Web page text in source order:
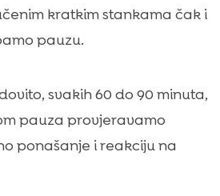
kratkim stankama čak i
pauzu.
svakih 60 do 90 minuta,
pauza provjeravamo
ponašanje i reakciju na